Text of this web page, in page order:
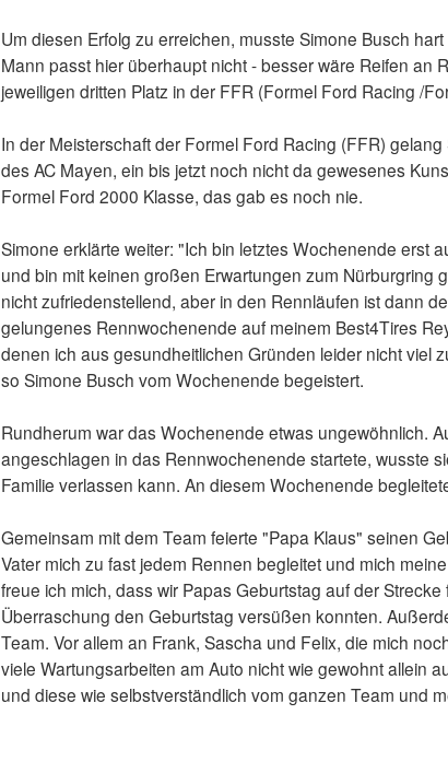
Um diesen Erfolg zu erreichen, musste Simone Busch
Mann passt hier überhaupt nicht - besser wäre Reifen an
jeweiligen dritten Platz in der FFR (Formel Ford Racing /
In der Meisterschaft der Formel Ford Racing (FFR)
des AC Mayen, ein bis jetzt noch nicht da gewesenes
Formel Ford 2000 Klasse, das gab es noch nie.
Simone erklärte weiter: "Ich bin letztes Wochenende erst
und bin mit keinen großen Erwartungen zum Nürburgring
nicht zufriedenstellend, aber in den Rennläufen ist dann
gelungenes Rennwochenende auf meinem Best4Tires
denen ich aus gesundheitlichen Gründen leider nicht viel
so Simone Busch vom Wochenende begeistert.
Rundherum war das Wochenende etwas ungewöhnlich.
angeschlagen in das Rennwochenende startete, wusste
Familie verlassen kann. An diesem Wochenende
Gemeinsam mit dem Team feierte "Papa Klaus" seinen
Vater mich zu fast jedem Rennen begleitet und mich
freue ich mich, dass wir Papas Geburtstag auf der
Überraschung den Geburtstag versüßen konnten.
Team. Vor allem an Frank, Sascha und Felix, die mich
viele Wartungsarbeiten am Auto nicht wie gewohnt allein
und diese wie selbstverständlich vom ganzen Team und